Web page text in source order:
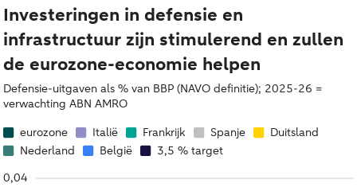
Investeringen in defensie en
infrastructuur zijn stimulerend en zullen
de eurozone-economie helpen
Defensie-uitgaven als % van BBP (NAVO definitie); 2025-26 =
verwachting ABN AMRO
eurozone
Italië Frankrijk Spanje
Duitsland
Nederland
België 3,5 % target
0,04